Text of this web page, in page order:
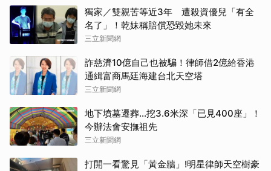
獨家／雙親苦等近3年 遭殺資優兒「有全
名了」！乾妹稱賠償恐毀她未來
三立新聞網
詐慈濟10億自己也被騙！律師借2億給香港
通緝富商馬廷海建台北天空塔
三立新聞網
地下墳墓遷葬…挖3.6米深「已見400座」！
今辦法會安撫祖先
三立新聞網
打開一看驚見「黃金牆」!明星律師天空樹豪